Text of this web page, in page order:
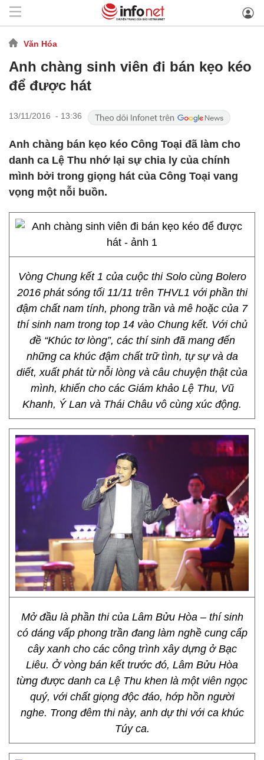
Văn Hóa
Anh chàng sinh viên đi bán kẹo kéo
để được hát
13/11/2016 - 13:36
Anh chàng bán kẹo kéo Công Toại đã làm cho
danh ca Lệ Thu nhớ lại sự chia ly của chính
mình bởi trong giọng hát của Công Toại vang
vọng một nỗi buồn.
Vòng Chung kết 1 của cuộc thi Solo cùng Bolero
2016 phát sóng tối 11/11 trên THVL1 với phần thi
đậm chất nam tính, phong trần và mê hoặc của 7
thí sinh nam trong top 14 vào Chung kết. Với chủ
đề “Khúc tơ lòng”, các thí sinh đã mang đến
những ca khúc đậm chất trữ tình, tự sự và da
diết, xuất phát từ nỗi lòng và câu chuyện thật của
mình, khiến cho các Giám khảo Lệ Thu, Vũ
Khanh, Ý Lan và Thái Châu vô cùng xúc động.
Mở đầu là phần thi của Lâm Bửu Hòa – thí sinh
có dáng vấp phong trần đang làm nghề cung cấp
cây xanh cho các công trình xây dựng ở Bạc
Liêu. Ở vòng bán kết trước đó, Lâm Bửu Hòa
từng được danh ca Lệ Thu khen là một viên ngọc
quý, với chất giọng độc đáo, hớp hồn người
nghe. Trong đêm thi này, anh dự thi với ca khúc
Túy ca.